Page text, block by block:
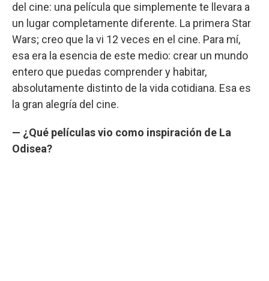
del cine: una película que simplemente te llevara a
un lugar completamente diferente. La primera Star
Wars; creo que la vi 12 veces en el cine. Para mí,
esa era la esencia de este medio: crear un mundo
entero que puedas comprender y habitar,
absolutamente distinto de la vida cotidiana. Esa es
la gran alegría del cine.
— ¿Qué películas vio como inspiración de La
Odisea?